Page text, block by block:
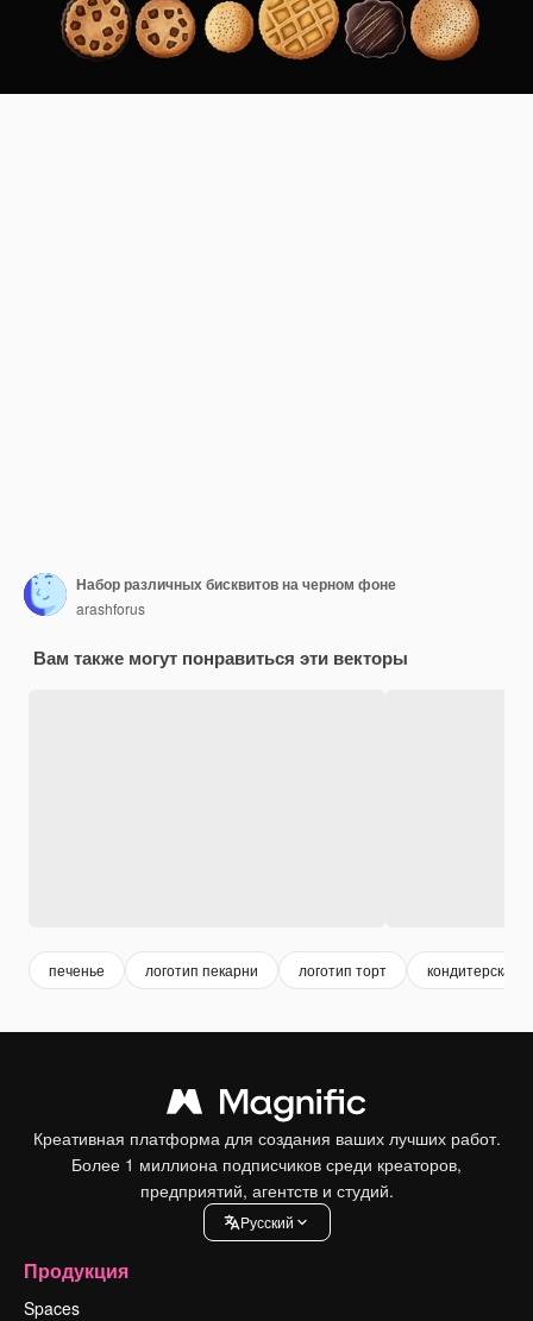
Набор различных бисквитов на черном фоне
arashforus
Вам также могут понравиться эти векторы
печенье логотип пекарни логотип торт кондитерская
Креативная платформа для создания ваших лучших работ.
Более 1 миллиона подписчиков среди креаторов,
предприятий, агентств и студий.
Pусский
Продукция
Spaces